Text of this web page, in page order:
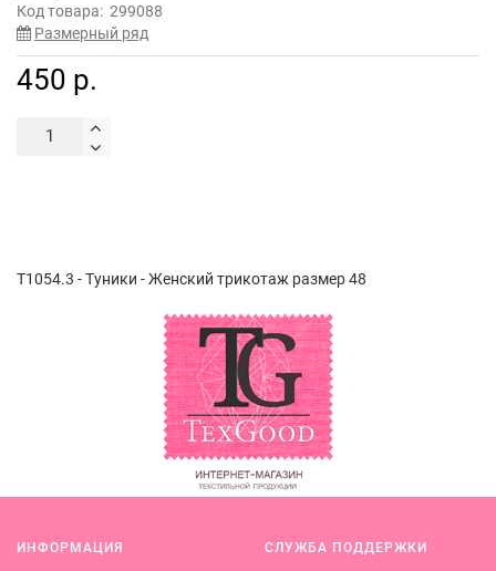
Код товара: 299088
Размерный ряд
450 р.
Т1054.3 - Туники - Женский трикотаж размер 48
ИНФОРМАЦИЯ СЛУЖБА ПОДДЕРЖКИ